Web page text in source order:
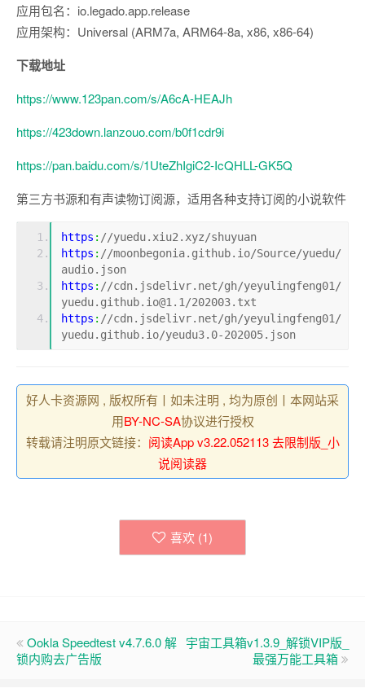
应用包名：io.legado.app.release
应用架构：Universal (ARM7a, ARM64-8a, x86, x86-64)
下载地址
https://www.123pan.com/s/A6cA-HEAJh
https://423down.lanzouo.com/b0f1cdr9i
https://pan.baidu.com/s/1UteZhIgiC2-IcQHLL-GK5Q
第三方书源和有声读物订阅源，适用各种支持订阅的小说软件
https : //yuedu.xiu2.xyz/shuyuan
https : //moonbegonia.github.io/Source/yuedu/
audio.json
https : //cdn.jsdelivr.net/gh/yeyulingfeng01/
yuedu.github.io@1.1/202003.txt
https : //cdn.jsdelivr.net/gh/yeyulingfeng01/
yuedu.github.io/yeudu3.0-202005.json
好人卡资源网 , 版权所有丨如未注明 , 均为原创丨本网站采
用BY-NC-SA协议进行授权
转载请注明原文链接： 阅读App v3.22.052113 去限制版_小
说阅读器
喜欢 (1)
Ookla Speedtest v4.7.6.0 解
锁内购去广告版
宇宙工具箱v1.3.9_解锁VIP版_
最强万能工具箱